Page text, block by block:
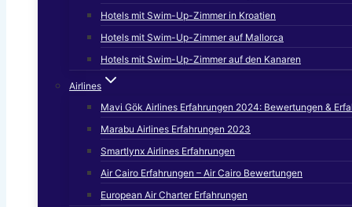
Hotels mit Swim-Up-Zimmer in Kroatien
Hotels mit Swim-Up-Zimmer auf Mallorca
Hotels mit Swim-Up-Zimmer auf den Kanaren
Airlines
Mavi Gök Airlines Erfahrungen 2024: Bewertungen &
Marabu Airlines Erfahrungen 2023
Smartlynx Airlines Erfahrungen
Air Cairo Erfahrungen – Air Cairo Bewertungen
European Air Charter Erfahrungen